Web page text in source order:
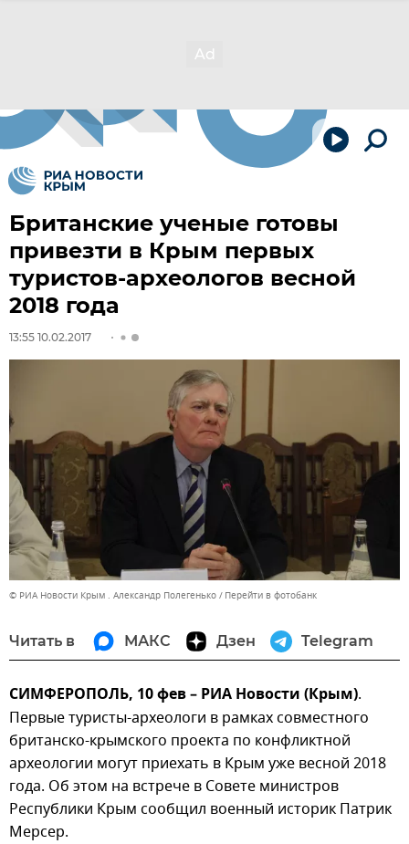
Британские ученые готовы
привезти в Крым первых
туристов-археологов весной
2018 года
13:55 10.02.2017
© РИА Новости Крым . Александр Полегенько Перейти в фотобанк
Читать в МАКС Дзен Telegram
СИМФЕРОПОЛЬ, 10 фев – РИА Новости (Крым).
Первые туристы-археологи в рамках совместного
британско-крымского проекта по конфликтной
археологии могут приехать в Крым уже весной 2018
года. Об этом на встрече в Совете министров
Республики Крым сообщил военный историк Патрик
Мерсер.